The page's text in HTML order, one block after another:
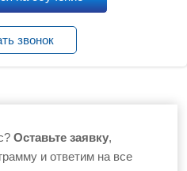
звонок
Оставьте заявку,
и ответим на все